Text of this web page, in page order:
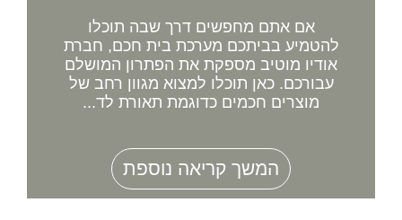
אם אתם מחפשים דרך שבה תוכלו
להטמיע בביתכם מערכת בית חכם, חברת
אודיו מוטיב מספקת את הפתרון המושלם
עבורכם. כאן תוכלו למצוא מגוון רחב של
מוצרים חכמים כדוגמת תאורת לד...
המשך קריאה נוספת